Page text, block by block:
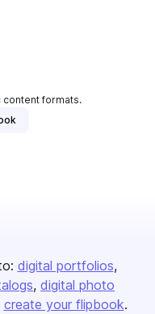
content formats.
digital portfolios
digital photo
create your flipbook.